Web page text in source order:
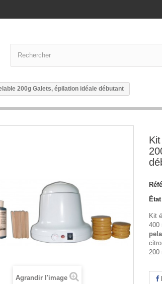
200g Galets, épilation idéale débutant
Agrandir l'image
Kit
400
200